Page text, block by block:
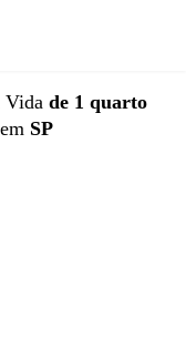
Vida de 1 quarto
em SP